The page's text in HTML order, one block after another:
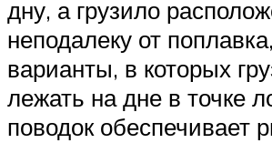
дну, а грузило
неподалеку от
варианты, в которых
лежать на дне в точке
поводок обеспечивает